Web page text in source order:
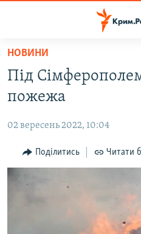
Перейти
основного
матеріалу
до
навігації
Перейти
ВОДА.КРИМ
ПОЛІТИКА
БЛОГИ
ВСЕ ЗА ДЕНЬ
НОВИНИ
Під
пожежа
02 вересень 2022, 10:04
Поділитись Читати